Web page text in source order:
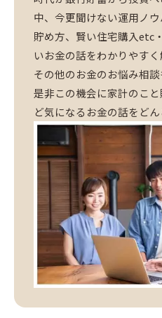
中、今更聞けない運用ノ
貯め方、賢い住宅購入etc
いお金の話をわかりやすく
その他のお金のお悩み相談
是非この機会に家計のこ
ど気になるお金の話をどん